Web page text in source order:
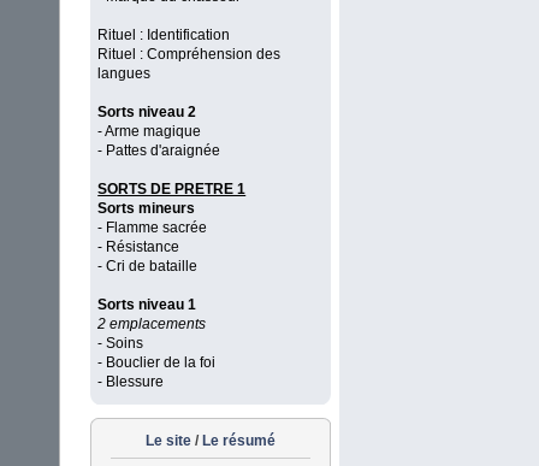
Rituel : Identification
Rituel : Compréhension des
langues
Sorts niveau 2
- Arme magique
- Pattes d'araignée
SORTS DE PRETRE 1
Sorts mineurs
- Flamme sacrée
- Résistance
- Cri de bataille
Sorts niveau 1
2 emplacements
- Soins
- Bouclier de la foi
- Blessure
Le site / Le résumé